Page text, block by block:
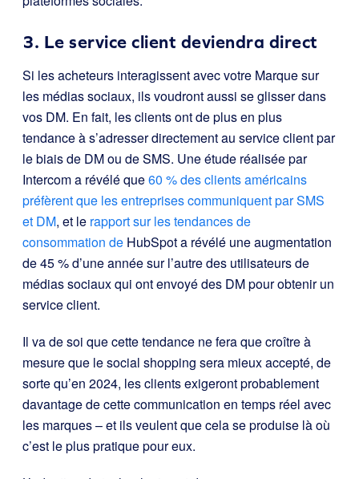
3. Le service client deviendra direct
Si les acheteurs interagissent avec votre Marque sur
les médias sociaux, ils voudront aussi se glisser dans
vos DM. En fait, les clients ont de plus en plus
tendance à s’adresser directement au service client par
le biais de DM ou de SMS. Une étude réalisée par
Intercom a révélé que60 % des clients américains
préfèrent que les entreprises communiquent par SMS
et DM, et le rapport sur les tendances de
consommation de HubSpot a révélé une augmentation
de 45 % d’une année sur l’autre des utilisateurs de
médias sociaux qui ont envoyé des DM pour obtenir un
service client.
Il va de soi que cette tendance ne fera que croître à
mesure que le social shopping sera mieux accepté, de
sorte qu’en 2024, les clients exigeront probablement
davantage de cette communication en temps réel avec
les marques – et ils veulent que cela se produise là où
c’est le plus pratique pour eux.